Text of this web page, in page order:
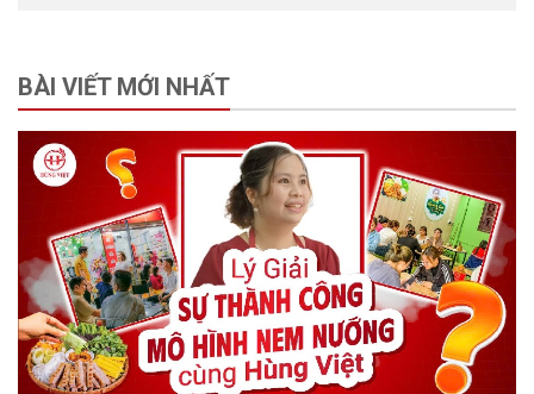
BÀI VIẾT MỚI NHẤT